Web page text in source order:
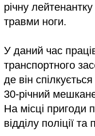
річну
травми ноги.
У даний час
транспортного
де він
30-річний
На місці пригоди
відділу поліції